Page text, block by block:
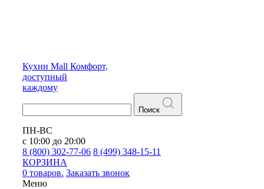
Кухни Mall Комфорт,
доступный
каждому
Поиск
ПН-ВС
с 10:00 до 20:00
8 (800) 302-77-06 8 (499) 348-15-11
КОРЗИНА
0 товаров. Заказать звонок
Меню